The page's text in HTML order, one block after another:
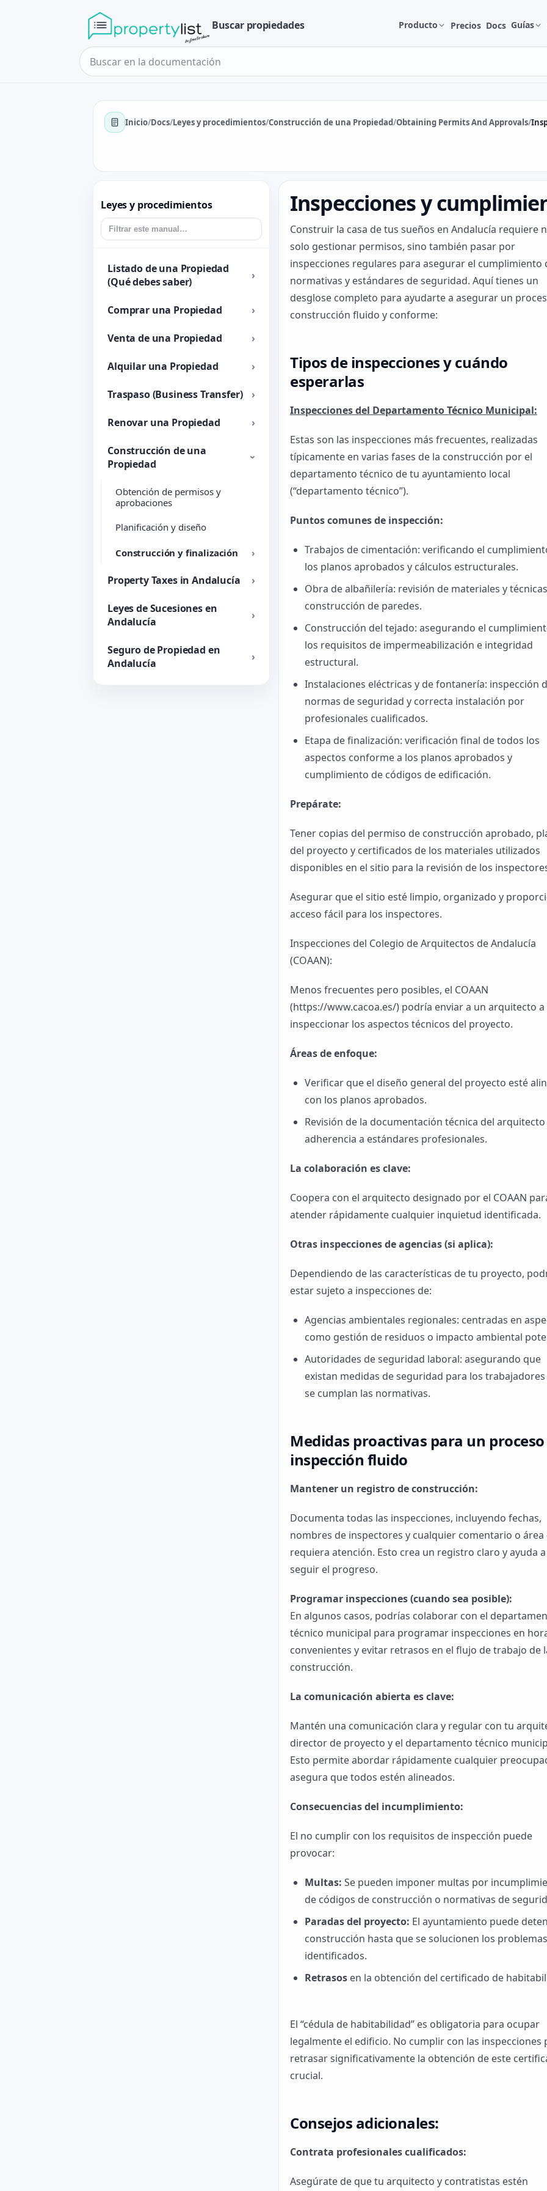
Buscar propiedades Producto Precios Docs Guías
Inicio/Docs/Leyes y procedimientos/Construcción de una Propiedad/Obtaining Permits And Approvals/
Leyes y procedimientos
Listado de una Propiedad
(Qué debes saber)
Comprar una Propiedad
Venta de una Propiedad
Alquilar una Propiedad
Traspaso (Business Transfer)
Renovar una Propiedad
Construcción de una
Propiedad
Obtención de permisos y
aprobaciones
Planificación y diseño
Construcción y finalización
Property Taxes in Andalucía
Leyes de Sucesiones en
Andalucía
Seguro de Propiedad en
Andalucía
Inspecciones y
Construir la casa de tus sueños en Andalucía requiere
solo gestionar permisos, sino también pasar por
inspecciones regulares para asegurar el cumplimiento
normativas y estándares de seguridad. Aquí tienes un
desglose completo para ayudarte a asegurar un
construcción fluido y conforme:
Tipos de inspecciones y cuándo
esperarlas
Inspecciones del Departamento Técnico Municipal:
Estas son las inspecciones más frecuentes, realizadas
típicamente en varias fases de la construcción por el
departamento técnico de tu ayuntamiento local
(“departamento técnico”).
Puntos comunes de inspección:
Trabajos de cimentación: verificando el
los planos aprobados y cálculos estructurales.
Obra de albañilería: revisión de materiales y
construcción de paredes.
Construcción del tejado: asegurando el
los requisitos de impermeabilización e integridad
estructural.
Instalaciones eléctricas y de fontanería: inspección
normas de seguridad y correcta instalación por
profesionales cualificados.
Etapa de finalización: verificación final de todos los
aspectos conforme a los planos aprobados y
cumplimiento de códigos de edificación.
Prepárate:
Tener copias del permiso de construcción aprobado,
del proyecto y certificados de los materiales utilizados
disponibles en el sitio para la revisión de los
Asegurar que el sitio esté limpio, organizado y
acceso fácil para los inspectores.
Inspecciones del Colegio de Arquitectos de Andalucía
(COAAN):
Menos frecuentes pero posibles, el COAAN
(https://www.cacoa.es/) podría enviar a un arquitecto a
inspeccionar los aspectos técnicos del proyecto.
Áreas de enfoque:
Verificar que el diseño general del proyecto esté
con los planos aprobados.
Revisión de la documentación técnica del arquitecto
adherencia a estándares profesionales.
La colaboración es clave:
Coopera con el arquitecto designado por el COAAN
atender rápidamente cualquier inquietud identificada.
Otras inspecciones de agencias (si aplica):
Dependiendo de las características de tu proyecto,
estar sujeto a inspecciones de:
Agencias ambientales regionales: centradas en
como gestión de residuos o impacto ambiental
Autoridades de seguridad laboral: asegurando que
existan medidas de seguridad para los
se cumplan las normativas.
Medidas proactivas para un
inspección fluido
Mantener un registro de construcción:
Documenta todas las inspecciones, incluyendo fechas,
nombres de inspectores y cualquier comentario o área
requiera atención. Esto crea un registro claro y ayuda a
seguir el progreso.
Programar inspecciones (cuando sea posible):
En algunos casos, podrías colaborar con el
técnico municipal para programar inspecciones en
convenientes y evitar retrasos en el flujo de trabajo de
construcción.
La comunicación abierta es clave:
Mantén una comunicación clara y regular con tu
director de proyecto y el departamento técnico
Esto permite abordar rápidamente cualquier
asegura que todos estén alineados.
Consecuencias del incumplimiento:
El no cumplir con los requisitos de inspección puede
provocar:
Multas: Se pueden imponer multas por
de códigos de construcción o normativas de
Paradas del proyecto: El ayuntamiento puede
construcción hasta que se solucionen los problemas
identificados.
Retrasos en la obtención del certificado de
El “cédula de habitabilidad” es obligatoria para ocupar
legalmente el edificio. No cumplir con las inspecciones
retrasar significativamente la obtención de este
crucial.
Consejos adicionales:
Contrata profesionales cualificados:
Asegúrate de que tu arquitecto y contratistas estén